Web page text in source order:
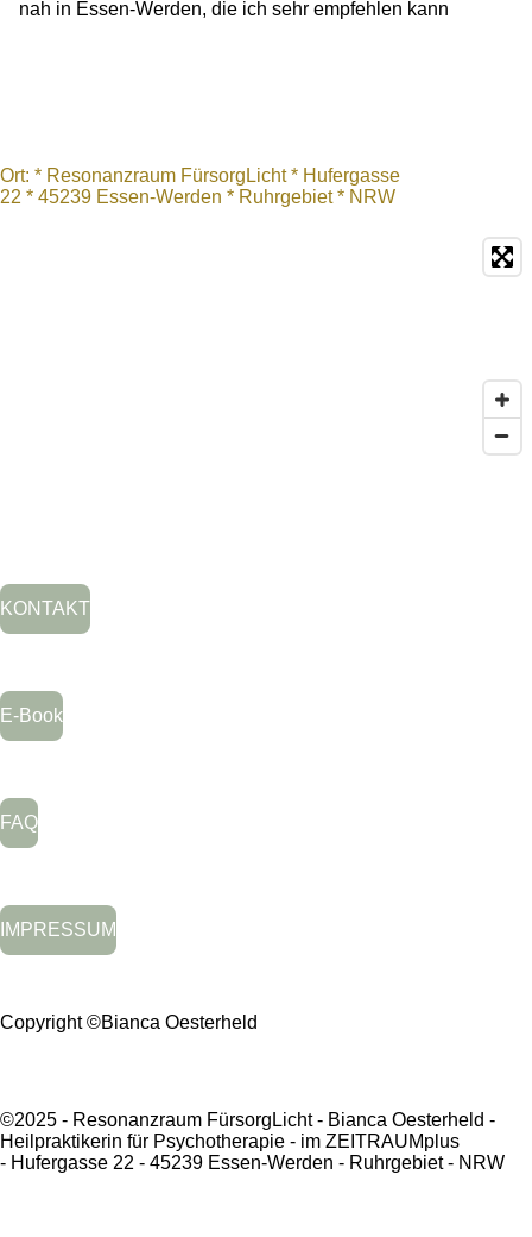
nah in Essen-Werden, die ich sehr empfehlen kann
Ort: * Resonanzraum FürsorgLicht * Hufergasse
22 * 45239 Essen-Werden * Ruhrgebiet* NRW
KONTAKT
E-Book
FAQ
IMPRESSUM
Copyright ©Bianca Oesterheld
©2025 - Resonanzraum FürsorgLicht - Bianca Oesterheld -
Heilpraktikerin für Psychotherapie - im ZEITRAUMplus
- Hufergasse 22 - 45239 Essen-Werden - Ruhrgebiet - NRW